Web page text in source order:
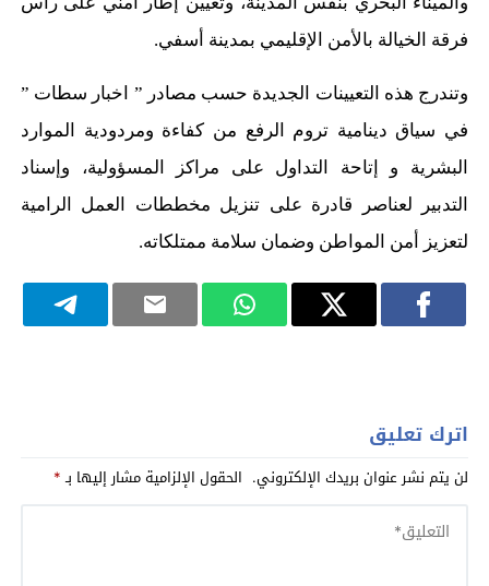
فرقة الخيالة بالأمن الإقليمي بمدينة أسفي.
وتندرج هذه التعيينات الجديدة حسب مصادر ” اخبار سطات ”
في سياق دينامية تروم الرفع من كفاءة ومردودية الموارد
البشرية و إتاحة التداول على مراكز المسؤولية، وإسناد
التدبير لعناصر قادرة على تنزيل مخططات العمل الرامية
لتعزيز أمن المواطن وضمان سلامة ممتلكاته.
اترك تعليق
لن يتم نشر عنوان بريدك الإلكتروني. الحقول الإلزامية مشار إليها بـ*